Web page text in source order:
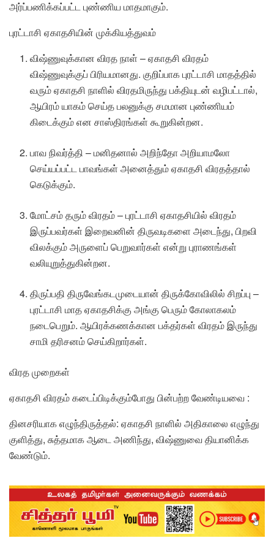
அர்ப்பணிக்கப்பட்ட புண்ணிய மாதமாகும்.
புரட்டாசி ஏகாதசியின் முக்கியத்துவம்
விஷ்ணுவுக்கான விரத நாள் – ஏகாதசி விரதம்
விஷ்ணுவுக்குப் பிரியமானது. குறிப்பாக புரட்டாசி மாதத்தில்
வரும் ஏகாதசி நாளில் விரதமிருந்து பக்தியுடன் வழிபட்டால்,
ஆயிரம் யாகம் செய்த பலனுக்கு சமமான புண்ணியம்
கிடைக்கும் என சாஸ்திரங்கள் கூறுகின்றன.
பாவ நிவர்த்தி – மனிதனால் அறிந்தோ அறியாமலோ
செய்யப்பட்ட பாவங்கள் அனைத்தும் ஏகாதசி விரதத்தால்
கெடுக்கும்.
மோட்சம் தரும் விரதம் – புரட்டாசி ஏகாதசியில் விரதம்
இருப்பவர்கள் இறைவனின் திருவடிகளை அடைந்து, பிறவி
விலக்கும் அருளைப் பெறுவார்கள் என்று புராணங்கள்
வலியுறுத்துகின்றன.
திருப்பதி திருவேங்கடமுடையான் திருக்கோவிலில் சிறப்பு –
புரட்டாசி மாத ஏகாதசிக்கு அங்கு பெரும் கோலாகலம்
நடைபெறும். ஆயிரக்கணக்கான பக்தர்கள் விரதம் இருந்து
சாமி தரிசனம் செய்கிறார்கள்.
விரத முறைகள்
ஏகாதசி விரதம் கடைப்பிடிக்கும்போது பின்பற்ற வேண்டியவை :
தினசரியாக எழுந்திருத்தல்: ஏகாதசி நாளில் அதிகாலை எழுந்து
குளித்து, சுத்தமாக ஆடை அணிந்து, விஷ்ணுவை தியானிக்க
வேண்டும்.